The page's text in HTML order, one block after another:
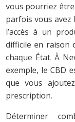
vous pourriez être
parfois vous avez
l’accès à un
difficile en raison
chaque État. À
exemple, le CBD
que vous
prescription.
Déterminer